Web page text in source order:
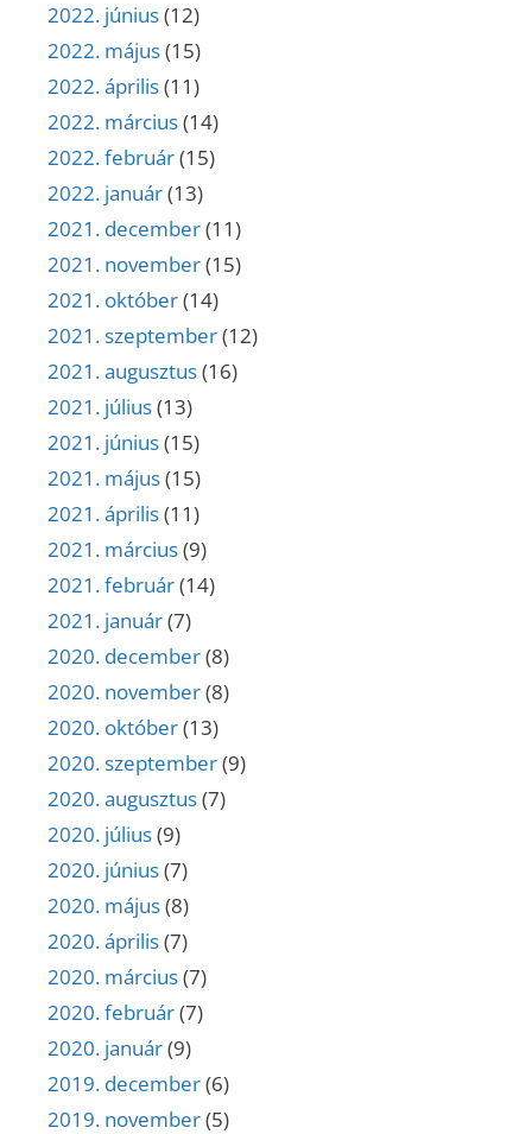
2022. június(12)
2022. május(15)
2022. április(11)
2022. március(14)
2022. február(15)
2022. január(13)
2021. december(11)
2021. november(15)
2021. október(14)
2021. szeptember(12)
2021. augusztus(16)
2021. július(13)
2021. június(15)
2021. május(15)
2021. április(11)
2021. március(9)
2021. február(14)
2021. január(7)
2020. december(8)
2020. november(8)
2020. október(13)
2020. szeptember(9)
2020. augusztus(7)
2020. július(9)
2020. június(7)
2020. május(8)
2020. április(7)
2020. március(7)
2020. február(7)
2020. január(9)
2019. december(6)
2019. november(5)